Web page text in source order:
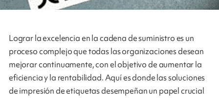
Lograr la excelencia en la cadena de suministro es un
proceso complejo que todas las organizaciones desean
mejorar continuamente, con el objetivo de aumentar la
eficiencia y la rentabilidad. Aquí es donde las soluciones
de impresión de etiquetas desempeñan un papel crucial